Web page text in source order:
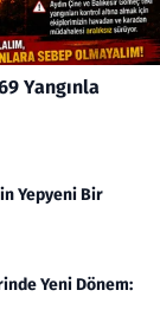
Yangınla
Yepyeni Bir
Yeni Dönem: